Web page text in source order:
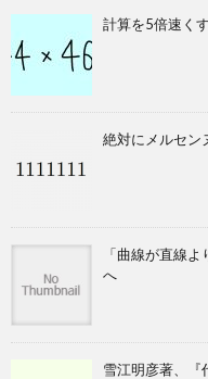
計算を5倍速く
絶対にメルセン
「曲線が直線
へ
雪江明彦著、『